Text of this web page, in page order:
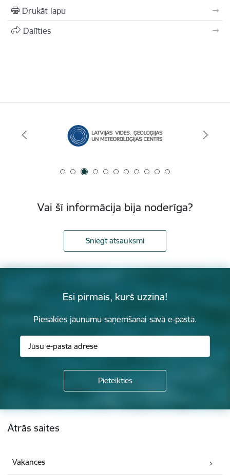
Drukāt lapu
Dalīties
Vai šī informācija bija noderīga?
Sniegt atsauksmi
Esi pirmais, kurš uzzina!
Piesakies jaunumu saņemšanai savā e-pastā.
Kājene
Ātrās saites
Vakances